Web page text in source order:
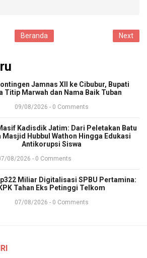
Next
Beranda
Jamnas XII ke Cibubur, Bupati
Titip Marwah dan Nama Baik Tuban
09/08/2026 - 0 Comments
Kadisdik Jatim: Dari Peletakan Batu
Masjid Hubbul Wathon Hingga Edukasi
Antikorupsi Siswa
08/2026 - 0 Comments
Miliar Digitalisasi SPBU Pertamina:
KPK Tahan Eks Petinggi Telkom
07/08/2026 - 0 Comments